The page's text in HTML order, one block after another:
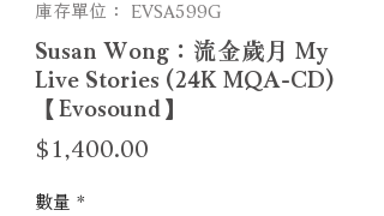
庫存單位： EVSA599G
Susan Wong：流金歲月 My
Live Stories (24K MQA-CD)
【Evosound】
$1,400.00
數量 *